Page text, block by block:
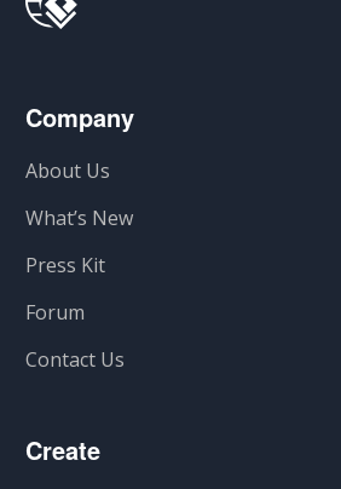
Company
About Us
What’s New
Press Kit
Forum
Contact Us
Create